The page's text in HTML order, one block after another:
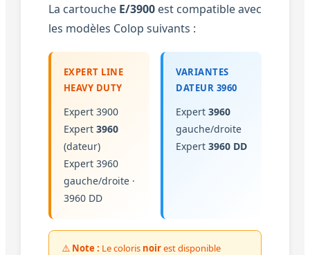
La cartouche E/3900est compatible avec
les modèles Colop suivants :
EXPERT LINE
HEAVY DUTY
Expert 3900
Expert 3960
(dateur)
Expert 3960
gauche/droite ·
3960 DD
VARIANTES
DATEUR 3960
Expert 3960
gauche/droite
Expert 3960 DD
⚠️ Note : Le coloris noirest disponible